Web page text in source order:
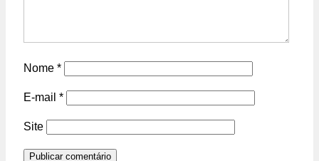
Nome *
E-mail *
Site